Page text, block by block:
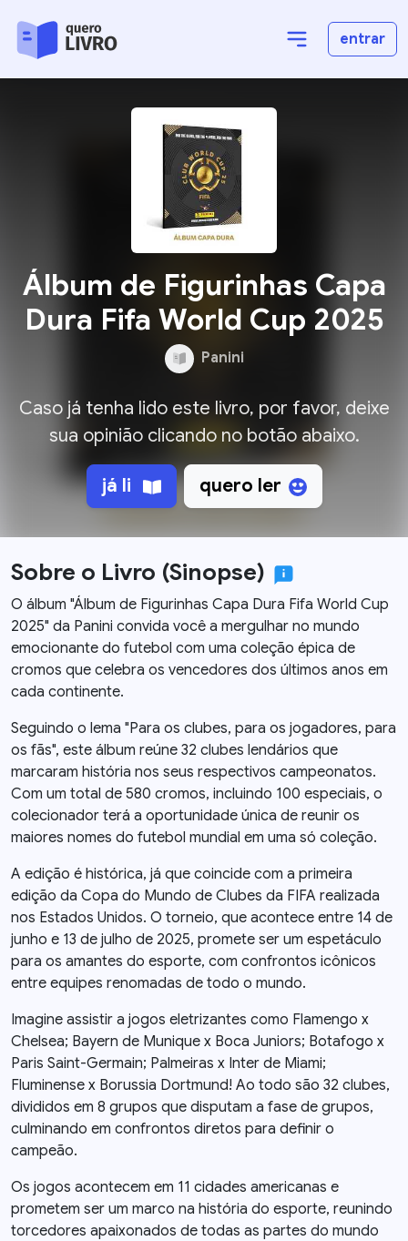
entrar
Álbum de Figurinhas Capa
Dura Fifa World Cup 2025
Panini
Caso já tenha lido este livro, por favor, deixe
sua opinião clicando no botão abaixo.
já li quero ler
Sobre o Livro (Sinopse)
O álbum "Álbum de Figurinhas Capa Dura Fifa World Cup
2025" da Panini convida você a mergulhar no mundo
emocionante do futebol com uma coleção épica de
cromos que celebra os vencedores dos últimos anos em
cada continente.
Seguindo o lema "Para os clubes, para os jogadores, para
os fãs", este álbum reúne 32 clubes lendários que
marcaram história nos seus respectivos campeonatos.
Com um total de 580 cromos, incluindo 100 especiais, o
colecionador terá a oportunidade única de reunir os
maiores nomes do futebol mundial em uma só coleção.
A edição é histórica, já que coincide com a primeira
edição da Copa do Mundo de Clubes da FIFA realizada
nos Estados Unidos. O torneio, que acontece entre 14 de
junho e 13 de julho de 2025, promete ser um espetáculo
para os amantes do esporte, com confrontos icônicos
entre equipes renomadas de todo o mundo.
Imagine assistir a jogos eletrizantes como Flamengo x
Chelsea; Bayern de Munique x Boca Juniors; Botafogo x
Paris Saint-Germain; Palmeiras x Inter de Miami;
Fluminense x Borussia Dortmund! Ao todo são 32 clubes,
divididos em 8 grupos que disputam a fase de grupos,
culminando em confrontos diretos para definir o
campeão.
Os jogos acontecem em 11 cidades americanas e
prometem ser um marco na história do esporte, reunindo
torcedores apaixonados de todas as partes do mundo